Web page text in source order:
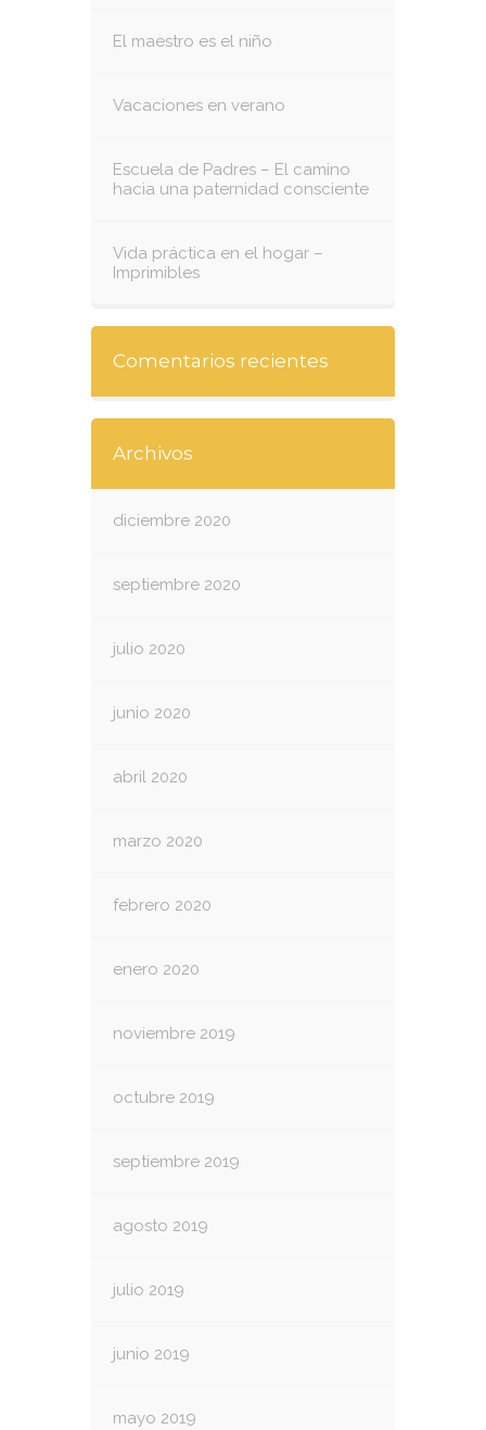
El maestro es el niño
Vacaciones en verano
Escuela de Padres – El camino
hacia una paternidad consciente
Vida práctica en el hogar –
Imprimibles
Comentarios recientes
Archivos
diciembre 2020
septiembre 2020
julio 2020
junio 2020
abril 2020
marzo 2020
febrero 2020
enero 2020
noviembre 2019
octubre 2019
septiembre 2019
agosto 2019
julio 2019
junio 2019
mayo 2019